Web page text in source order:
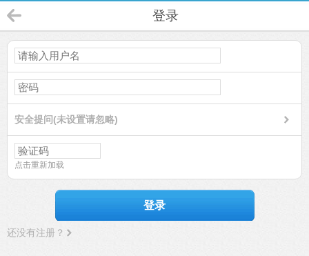
登录
安全提问(未设置请忽略)
点击重新加载
登录
还没有注册？